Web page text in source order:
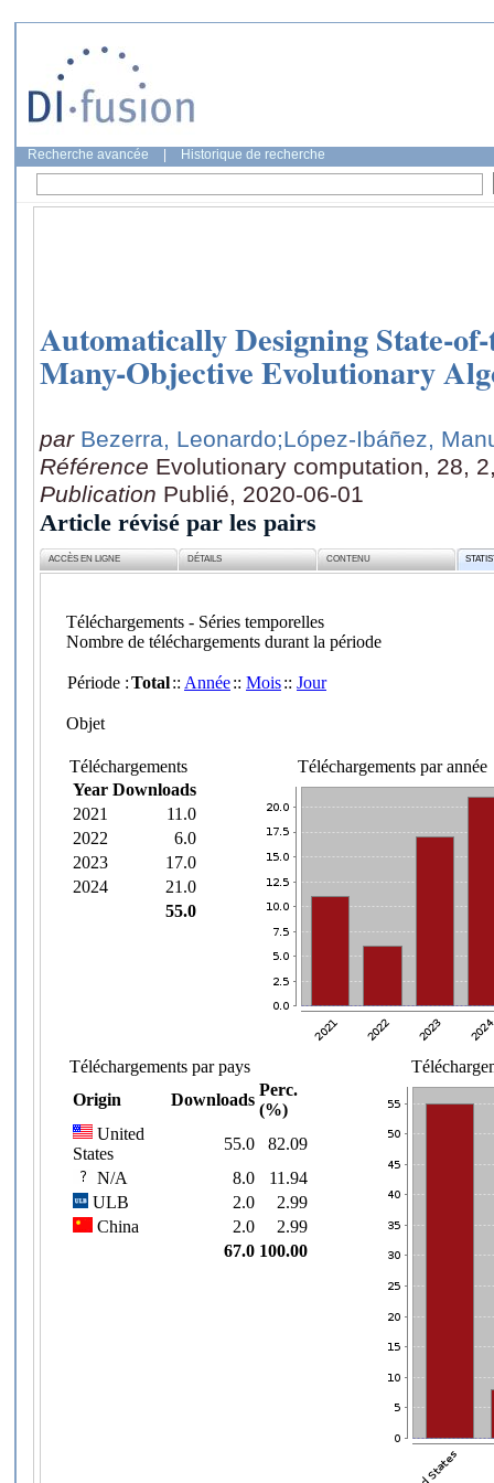
Recherche avancée Historique de recherche
Automatically Designing State-
Many-Objective Evolutionary
par Bezerra, Leonardo;López-Ibáñez,
Référence Evolutionary computation, 28,
Publication Publié, 2020-06-01
Article révisé par les pairs
ACCÈS EN LIGNE DÉTAILS CONTENU